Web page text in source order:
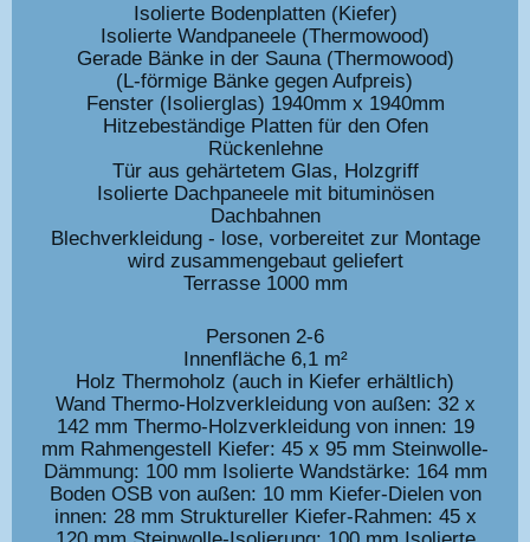
Isolierte Bodenplatten (Kiefer)
Isolierte Wandpaneele (Thermowood)
Gerade Bänke in der Sauna (Thermowood)
(L-förmige Bänke gegen Aufpreis)
Fenster (Isolierglas) 1940mm x 1940mm
Hitzebeständige Platten für den Ofen
Rückenlehne
Tür aus gehärtetem Glas, Holzgriff
Isolierte Dachpaneele mit bituminösen
Dachbahnen
Blechverkleidung - lose, vorbereitet zur Montage
wird zusammengebaut geliefert
Terrasse 1000 mm
Personen 2-6
Innenfläche 6,1 m²
Holz Thermoholz (auch in Kiefer erhältlich)
Wand Thermo-Holzverkleidung von außen: 32 x
142 mm Thermo-Holzverkleidung von innen: 19
mm Rahmengestell Kiefer: 45 x 95 mm Steinwolle-
Dämmung: 100 mm Isolierte Wandstärke: 164 mm
Boden OSB von außen: 10 mm Kiefer-Dielen von
innen: 28 mm Struktureller Kiefer-Rahmen: 45 x